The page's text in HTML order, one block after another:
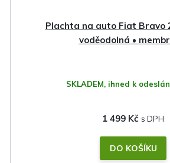
Plachta na auto Fiat Bravo
voděodolná •
SKLADEM, ihned k
1 499 Kč
DO KOŠÍKU